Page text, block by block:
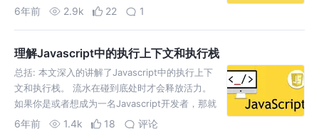
皆是对象，当然这句话也不严谨，比如null和
6年前 2.9k 22 1
理解Javascript中的执行上下文和执行栈
总括: 本文深入的讲解了Javascript中的执行上下
文和执行栈。 流水在碰到底处时才会释放活力。
如果你是或者想成为一名Javascript开发者，那就
必须要知道Javascript内部是如何执行的。正确的
6年前 1.4k 18 评论